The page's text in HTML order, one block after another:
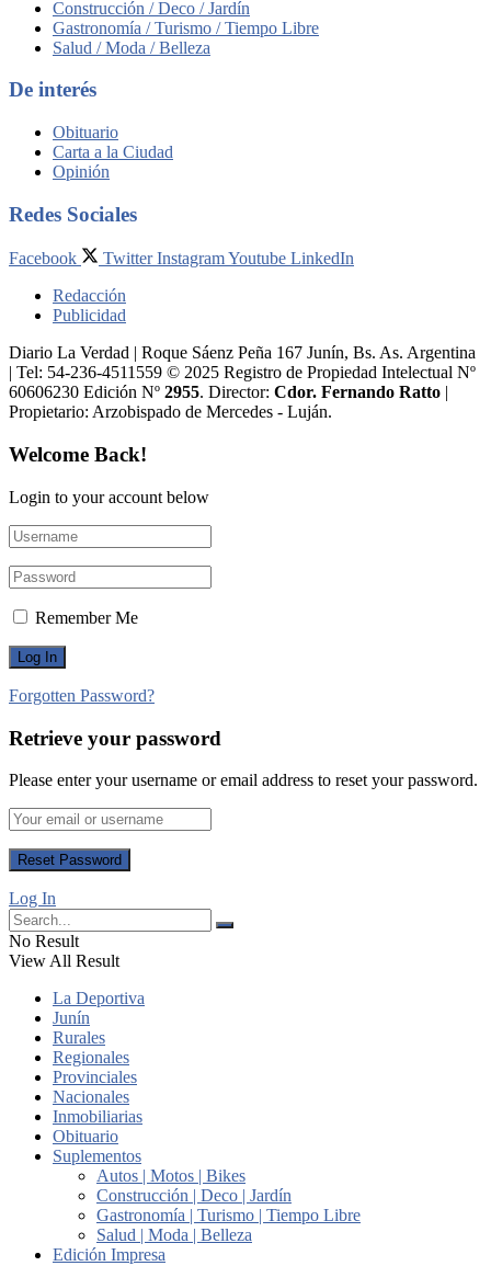
Construcción / Deco / Jardín
Gastronomía / Turismo / Tiempo Libre
Salud / Moda / Belleza
De interés
Obituario
Carta a la Ciudad
Opinión
Redes Sociales
Facebook Twitter InstagramYoutube LinkedIn
Redacción
Publicidad
Diario La Verdad | Roque Sáenz Peña 167 Junín, Bs. As. Argentina
| Tel: 54-236-4511559 © 2025 Registro de Propiedad Intelectual Nº
60606230 Edición Nº 2955. Director:​ Cdor. Fernando Ratto |
Propietario:​ Arzobispado de Mercedes - Luján.
Welcome Back!
Login to your account below
Remember Me
Forgotten Password?
Retrieve your password
Please enter your username or email address to reset your password.
Log In
No Result
View All Result
La Deportiva
Junín
Rurales
Regionales
Provinciales
Nacionales
Inmobiliarias
Obituario
Suplementos
Autos | Motos | Bikes
Construcción | Deco | Jardín
Gastronomía | Turismo | Tiempo Libre
Salud | Moda | Belleza
Edición Impresa